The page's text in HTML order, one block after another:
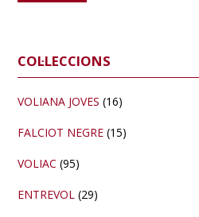
Barra
lateral
primària
COL·LECCIONS
VOLIANA JOVES (16)
FALCIOT NEGRE (15)
VOLIAC (95)
ENTREVOL (29)